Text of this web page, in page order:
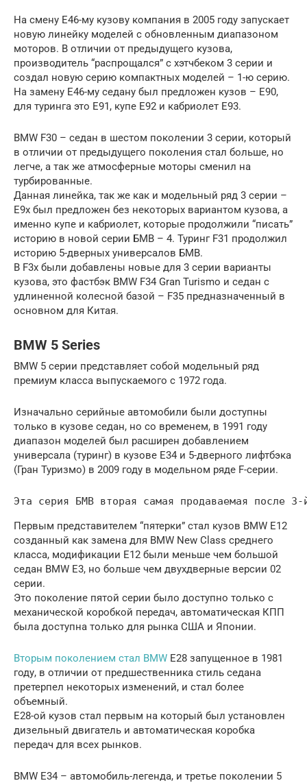
На смену Е46-му кузову компания в 2005 году запускает
новую линейку моделей с обновленным диапазоном
моторов. В отличии от предыдущего кузова,
производитель “распрощался” с хэтчбеком 3 серии и
создал новую серию компактных моделей – 1-ю серию.
На замену E46-му седану был предложен кузов – E90,
для туринга это E91, купе E92 и кабриолет E93.
BMW F30 – седан в шестом поколении 3 серии, который
в отличии от предыдущего поколения стал больше, но
легче, а так же атмосферные моторы сменил на
турбированные.
Данная линейка, так же как и модельный ряд 3 серии –
E9x был предложен без некоторых вариантом кузова, а
именно купе и кабриолет, которые продолжили “писать”
историю в новой серии БМВ – 4. Туринг F31 продолжил
историю 5-дверных универсалов БМВ.
В F3x были добавлены новые для 3 серии варианты
кузова, это фастбэк BMW F34 Gran Turismo и седан с
удлиненной колесной базой – F35 предназначенный в
основном для Китая.
BMW 5 Series
BMW 5 серии представляет собой модельный ряд
премиум класса выпускаемого с 1972 года.
Изначально серийные автомобили были доступны
только в кузове седан, но со временем, в 1991 году
диапазон моделей был расширен добавлением
универсала (туринг) в кузове E34 и 5-дверного лифтбэка
(Гран Туризмо) в 2009 году в модельном ряде F-серии.
Эта серия БМВ вторая самая продаваемая после 3-
Первым представителем “пятерки” стал кузов BMW E12
созданный как замена для BMW New Class среднего
класса, модификации Е12 были меньше чем большой
седан BMW E3, но больше чем двухдверные версии 02
серии.
Это поколение пятой серии было доступно только с
механической коробкой передач, автоматическая КПП
была доступна только для рынка США и Японии.
Вторым поколением стал BMW E28 запущенное в 1981
году, в отличии от предшественника стиль седана
претерпел некоторых изменений, и стал более
объемный.
Е28-ой кузов стал первым на который был установлен
дизельный двигатель и автоматическая коробка
передач для всех рынков.
BMW E34 – автомобиль-легенда, и третье поколении 5